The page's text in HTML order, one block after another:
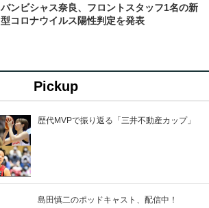
バンビシャス奈良、フロントスタッフ1名の新
型コロナウイルス陽性判定を発表
Pickup
歴代MVPで振り返る「三井不動産カップ」
島田慎二のポッドキャスト、配信中！